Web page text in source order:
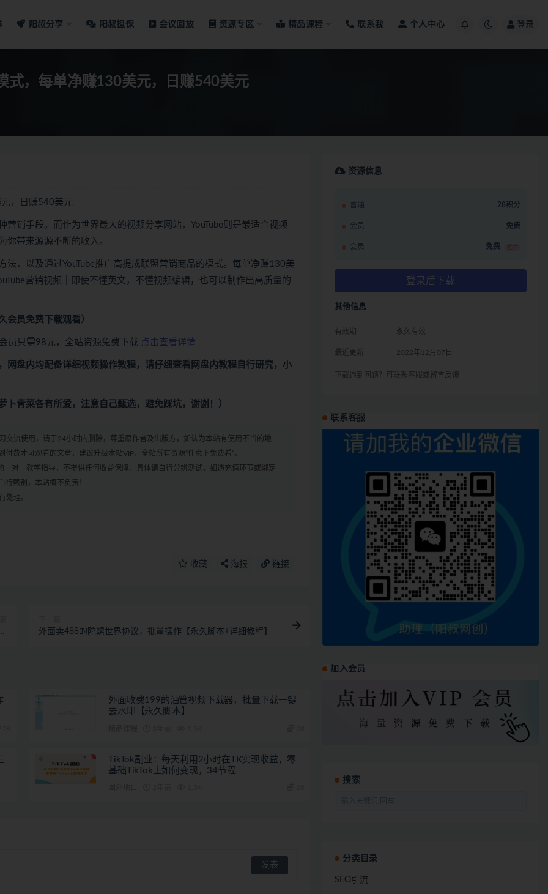
阳叔分享 阳叔担保 会议回放 资源专区 精品课程 联系我 个人中心 登录
式，每单净赚130美元，日赚540美元
，日赚540美元
销手段。而作为世界最大的视频分享网站，YouTube则是最适合视频
你带来源源不断的收入。
，以及通过YouTube推广高提成联盟营销商品的模式。每单净赚130美
营销视频｜即使不懂英文，不懂视频编辑，也可以制作出高质量的
会员免费下载观看）
员只需98元，全站资源免费下载 点击查看详情
网盘内均配备详细视频操作教程，请仔细查看网盘内教程自行研究，小
青菜各有所爱，注意自己甄选，避免踩坑，谢谢！）
交流使用，请于24小时内删除，尊重原作者及出版方，如认为本站有使用不当的地
费才可观看的文章，建议升级本站VIP，全站所有资源“任意下免费看”。
对一教学指导，不提供任何收益保障，具体请自行分辨测试，如遇充值环节或绑定
行甄别，本站概不负责！
处理。
收藏 海报 链接
外面卖488的陀螺世界协议，批量操作【永久脚本+详细教程】
外面收费199的油管视频下载器，批量下载一键
去水印【永久脚本】
TikTok副业：每天利用2小时在TK实现收益，零
基础TikTok上如何变现，34节程
资源信息
普通 28积分
会员 免费
会员 免费 推荐
登录后下载
其他信息
有效期 永久有效
最近更新 2022年12月07日
下载遇到问题？可联系客服或留言反馈
联系客服
加入会员
搜索
分类目录
SEO引流